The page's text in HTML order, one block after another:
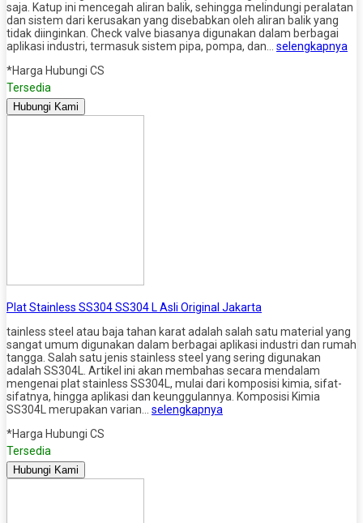
saja. Katup ini mencegah aliran balik, sehingga melindungi peralatan
dan sistem dari kerusakan yang disebabkan oleh aliran balik yang
tidak diinginkan. Check valve biasanya digunakan dalam berbagai
aplikasi industri, termasuk sistem pipa, pompa, dan… selengkapnya
*Harga Hubungi CS
Tersedia
Hubungi Kami
Plat Stainless SS304 SS304 L Asli Original Jakarta
tainless steel atau baja tahan karat adalah salah satu material yang
sangat umum digunakan dalam berbagai aplikasi industri dan rumah
tangga. Salah satu jenis stainless steel yang sering digunakan
adalah SS304L. Artikel ini akan membahas secara mendalam
mengenai plat stainless SS304L, mulai dari komposisi kimia, sifat-
sifatnya, hingga aplikasi dan keunggulannya. Komposisi Kimia
SS304L merupakan varian… selengkapnya
*Harga Hubungi CS
Tersedia
Hubungi Kami